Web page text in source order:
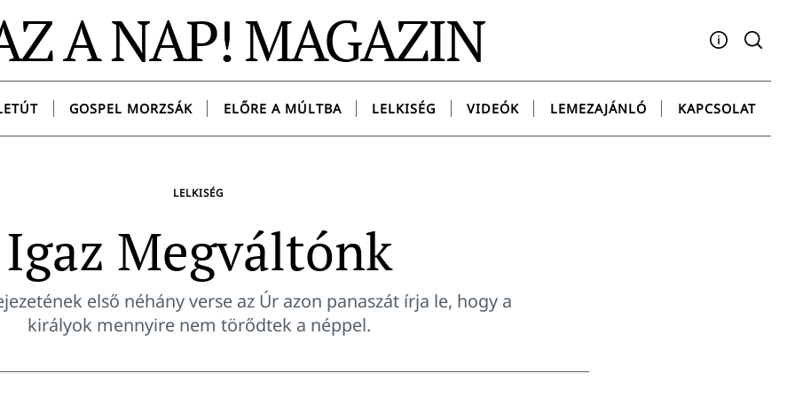
A NAP! MAGAZIN
Facebook
YouTubeInstagram
TwitterSpotify
GOSPEL MORZSÁK ELŐRE A MÚLTBA LELKISÉG VIDEÓK LEMEZAJÁNLÓ KAPCSOLAT
LELKISÉG
Igaz Megváltónk
első néhány verse az Úr azon panaszát írja le, hogy a
királyok mennyire nem törődtek a néppel.